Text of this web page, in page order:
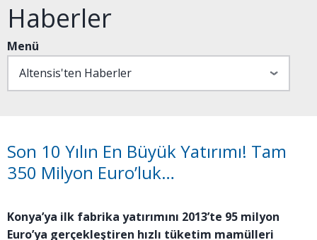
Haberler
Menü
Son 10 Yılın En Büyük Yatırımı! Tam
350 Milyon Euro’luk…
Konya’ya ilk fabrika yatırımını 2013’te 95 milyon
Euro’ya gerçekleştiren hızlı tüketim mamülleri